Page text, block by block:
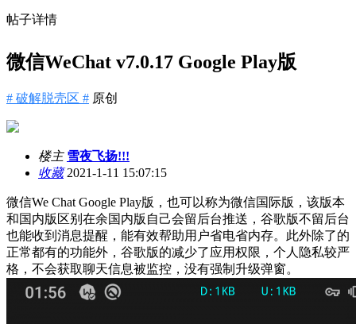
帖子详情
微信WeChat v7.0.17 Google Play版
# 破解脱壳区 # 原创
楼主 雪夜飞扬!!!
收藏2021-1-11 15:07:15
微信We Chat Google Play版，也可以称为微信国际版，该版本
和国内版区别在余国内版自己会留后台推送，谷歌版不留后台
也能收到消息提醒，能有效帮助用户省电省内存。此外除了的
正常都有的功能外，谷歌版的减少了应用权限，个人隐私较严
格，不会获取聊天信息被监控，没有强制升级弹窗。